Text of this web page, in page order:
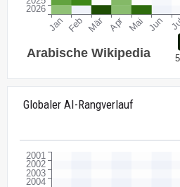
Globaler AI-Rangverlauf